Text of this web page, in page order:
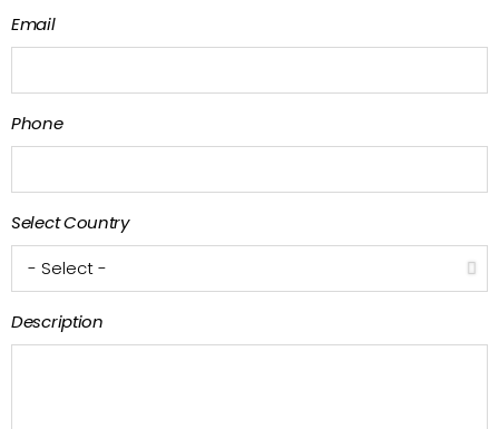
Email
Phone
Select Country
Description